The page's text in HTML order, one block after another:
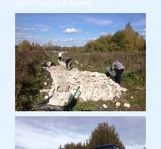
транспорта к храму.